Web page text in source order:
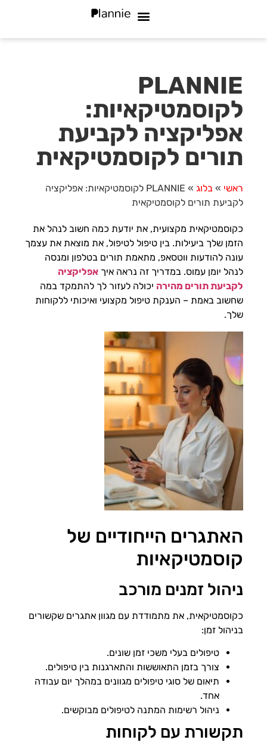
PLANNIE
לקוסמטיקאיות:
אפליקציה לקביעת
תורים לקוסמטיקאית
ראשי » בלוג »
PLANNIE לקוסמטיקאיות: אפליקציה
לקביעת תורים לקוסמטיקאית
כקוסמטיקאית מקצועית, את יודעת כמה חשוב לנהל את
הזמן שלך ביעילות. בין טיפול לטיפול, את מוצאת את עצמך
עונה להודעות ווטסאפ, מתאמת תורים בטלפון ומנסה
לנהל יומן עמוס. במדריך זה נראה איך אפליקציה
לקביעת תורים מהירה יכולה לעזור לך להתמקד במה
שחשוב באמת – הענקת טיפול מקצועי ואיכותי ללקוחות
שלך.
האתגרים הייחודיים של
קוסמטיקאיות
ניהול זמנים מורכב
כקוסמטיקאית, את מתמודדת עם מגוון אתגרים שקשורים
בניהול זמן:
טיפולים בעלי משכי זמן שונים.
צורך בזמן התאוששות והתארגנות בין טיפולים.
תיאום של סוגי טיפולים מגוונים במהלך יום עבודה
אחד.
ניהול רשימות המתנה לטיפולים מבוקשים.
תקשורת עם לקוחות